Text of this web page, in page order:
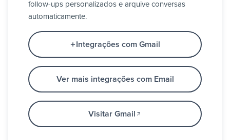
follow-ups personalizados e arquive conversas
automaticamente.
Integrações com Gmail
Ver mais integrações com Email
Visitar Gmail